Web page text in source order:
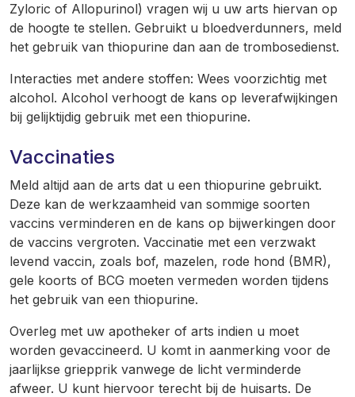
Zyloric of Allopurinol) vragen wij u uw arts hiervan op
de hoogte te stellen. Gebruikt u bloedverdunners, meld
het gebruik van thiopurine dan aan de trombosedienst.
Interacties met andere stoffen: Wees voorzichtig met
alcohol. Alcohol verhoogt de kans op leverafwijkingen
bij gelijktijdig gebruik met een thiopurine.
Vaccinaties
Meld altijd aan de arts dat u een thiopurine gebruikt.
Deze kan de werkzaamheid van sommige soorten
vaccins verminderen en de kans op bijwerkingen door
de vaccins vergroten. Vaccinatie met een verzwakt
levend vaccin, zoals bof, mazelen, rode hond (BMR),
gele koorts of BCG moeten vermeden worden tijdens
het gebruik van een thiopurine.
Overleg met uw apotheker of arts indien u moet
worden gevaccineerd. U komt in aanmerking voor de
jaarlijkse griepprik vanwege de licht verminderde
afweer. U kunt hiervoor terecht bij de huisarts. De